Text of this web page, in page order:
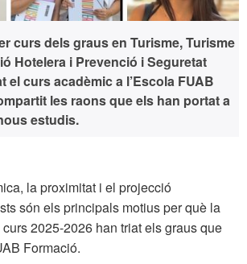
curs dels graus en Turisme, Turisme
Hotelera i Prevenció i Seguretat
el curs acadèmic a l’Escola FUAB
les raons que els han portat a
estudis.
la proximitat i el projecció
són els principals motius per què la
2025-2026 han triat els graus que
Formació.